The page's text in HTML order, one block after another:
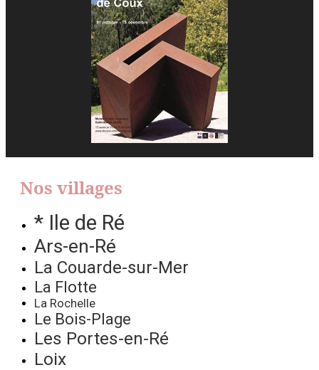
Nos villages
* Ile de Ré
Ars-en-Ré
La Couarde-sur-Mer
La Flotte
La Rochelle
Le Bois-Plage
Les Portes-en-Ré
Loix